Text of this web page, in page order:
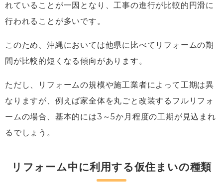
れていることが一因となり、工事の進行が比較的円滑に
行われることが多いです。
このため、沖縄においては他県に比べてリフォームの期
間が比較的短くなる傾向があります。
ただし、リフォームの規模や施工業者によって工期は異
なりますが、例えば家全体を丸ごと改装するフルリフォ
ームの場合、基本的には3～5か月程度の工期が見込まれ
るでしょう。
リフォーム中に利用する仮住まいの種類